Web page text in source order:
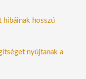
hibáinak hosszú
nyújtanak a